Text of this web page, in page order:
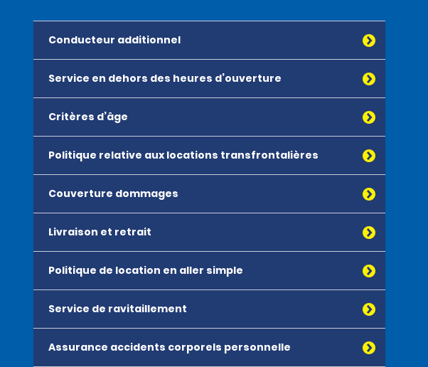
Conducteur additionnel
Service en dehors des heures d’ouverture
Critères d’âge
Politique relative aux locations transfrontalières
Couverture dommages
Livraison et retrait
Politique de location en aller simple
Service de ravitaillement
Assurance accidents corporels personnelle